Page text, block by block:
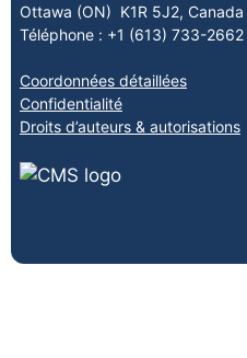
Ottawa (ON) K1R 5J2, Canada
Téléphone : +1 (613) 733-2662
Coordonnées détaillées
Confidentialité
Droits d’auteurs & autorisations